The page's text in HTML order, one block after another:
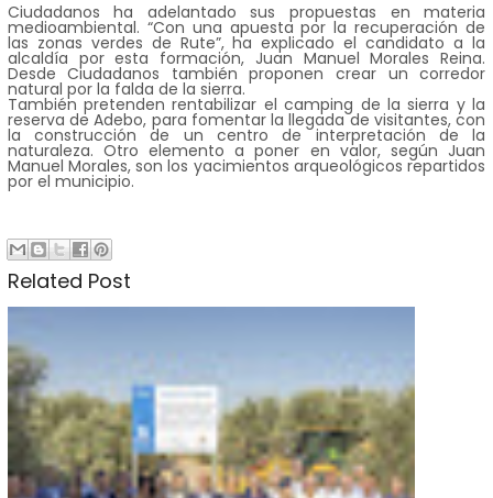
Ciudadanos ha adelantado sus propuestas en materia
medioambiental. “Con una apuesta por la recuperación de
las zonas verdes de Rute”, ha explicado el candidato a la
alcaldía por esta formación, Juan Manuel Morales Reina.
Desde Ciudadanos también proponen crear un corredor
natural por la falda de la sierra.
También pretenden rentabilizar el camping de la sierra y la
reserva de Adebo, para fomentar la llegada de visitantes, con
la construcción de un centro de interpretación de la
naturaleza. Otro elemento a poner en valor, según Juan
Manuel Morales, son los yacimientos arqueológicos repartidos
por el municipio.
Related Post